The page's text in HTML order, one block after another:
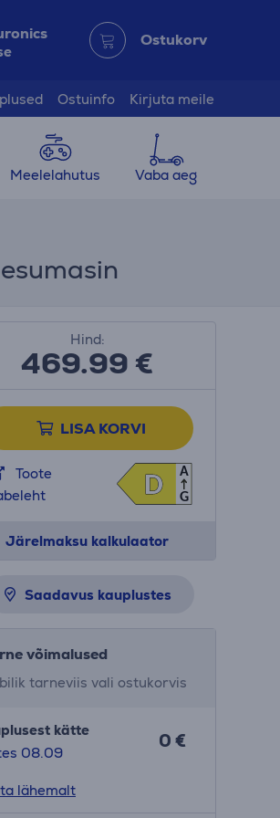
Ostukorv
Ostuinfo Kirjuta meile
Meelelahutus Vaba aeg
Hind:
469.99€
LISA KORVI
Toote
D
D A
G
Järelmaksu kalkulaator
Saadavus kauplustes
võimalused
tarneviis vali ostukorvis
kätte
08.09
0 €
lähemalt